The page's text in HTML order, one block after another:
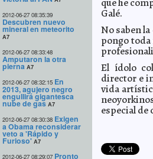
2012-06-27 08:35:39
Descubren nuevo
mineral en meteorito
A7
2012-06-27 08:33:48
Amputaron la otra
pierna A7
2012-06-27 08:32:15 En
2013, agujero negro
engullirá gigantesca
nube de gas A7
2012-06-27 08:30:38 Exigen
a Obama reconsiderar
veto a 'Rápido y
Furioso' A7
2012-06-27 08:29:07 Pronto
Galé.
No saben
pongo
El ídolo
director e
vida
especial de